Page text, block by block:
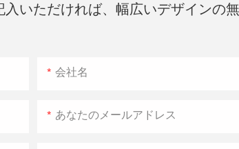
いただければ、幅広いデザインの
会社名
あなたのメールアドレス